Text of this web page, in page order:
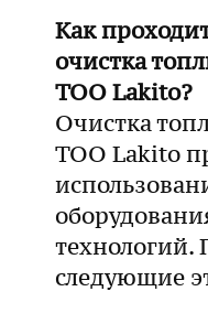
Как
очистка
ТОО Lakito?
Очистка
ТОО Lakito
технологий.
следующие